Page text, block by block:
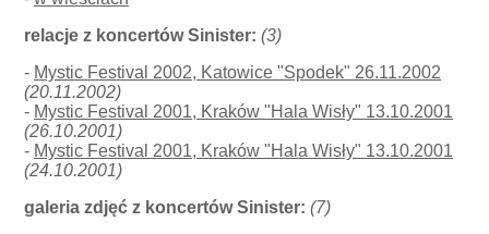
relacje z koncertów Sinister: (3)
- Mystic Festival 2002, Katowice "Spodek" 26.11.2002
(20.11.2002)
- Mystic Festival 2001, Kraków "Hala Wisły" 13.10.2001
(26.10.2001)
- Mystic Festival 2001, Kraków "Hala Wisły" 13.10.2001
(24.10.2001)
galeria zdjęć z koncertów Sinister: (7)